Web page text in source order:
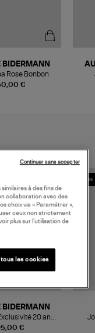
€
BIDERMANN
Rose Bonbon
€
BIDERMANN
20 ans
Lulli
à des fins de
collaboration avec des
choix via « Paramétrer »,
ceux non strictement
plus sur l’utilisation de
les cookies
Continuer sans accepter